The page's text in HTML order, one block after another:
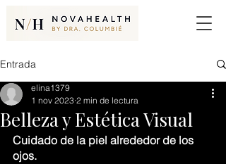
Entrada
Belleza y Estética Visual
elina1379
1 nov 2023 2 min de lectura
Cuidado de la piel alrededor de los
ojos.